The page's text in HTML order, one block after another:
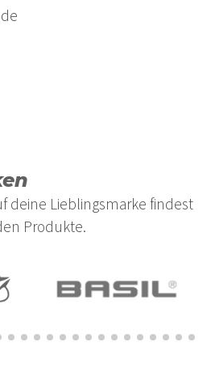
deine Lieblingsmarke findest
Produkte.